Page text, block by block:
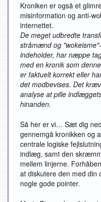
Kroniken er også et
misinformation og anti-
internettet.
De meget udbredte
stråmænd og
indeholder, har næppe
med en kronik som
er faktuelt korrekt eller
det modbevises. Det
analyse at pille
hinanden.
Så her er vi… Sæt dig
gennemgå kronikken og
centrale logiske
indlæg, samt den
mellem linjerne.
at diskutere den med din
nogle gode pointer.